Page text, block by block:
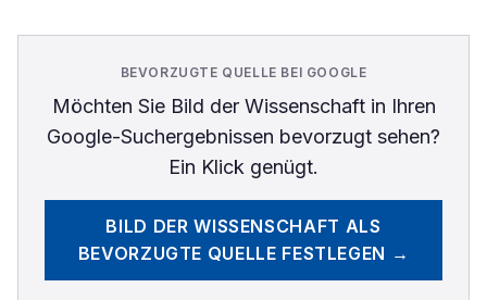
BEVORZUGTE QUELLE BEI GOOGLE
Möchten Sie Bild der Wissenschaftin Ihren
Google-Suchergebnissen bevorzugt sehen?
Ein Klick genügt.
BILD DER WISSENSCHAFT ALS
BEVORZUGTE QUELLE FESTLEGEN →